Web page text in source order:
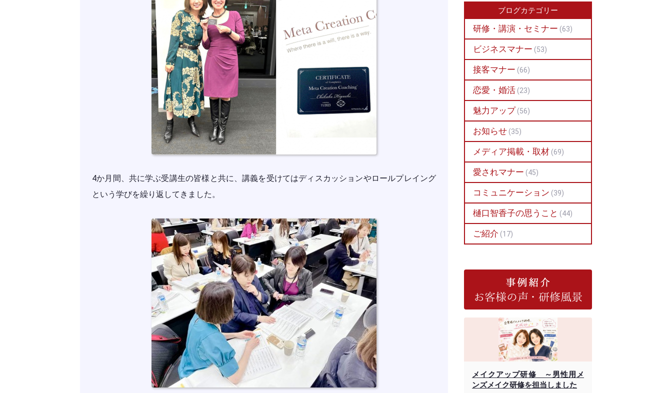
4か月間、共に学ぶ受講生の皆様と共に、講義を受けてはディスカッションやロールプレイング
という学びを繰り返してきました。
ブログカテゴリー
研修・講演・セミナー (63)
ビジネスマナー (53)
接客マナー (66)
恋愛・婚活 (23)
魅力アップ (56)
お知らせ (35)
メディア掲載・取材 (69)
愛されマナー (45)
コミュニケーション (39)
樋口智香子の思うこと (44)
ご紹介 (17)
メイクアップ研修 ～男性用メ
ンズメイク研修を担当しました